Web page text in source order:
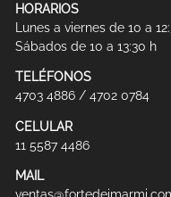
HORARIOS
Lunes a viernes de 10 a
Sábados de 10 a 13:30 h
TELÉFONOS
4703 4886 / 4702 0784
CELULAR
11 5587 4486
MAIL